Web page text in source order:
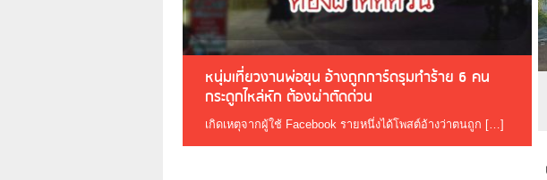
หนุ่มเที่ยวงานพ่อขุน อ้างถูกการ์ดรุมทำร้าย 6 คน
กระดูกไหล่หัก ต้องผ่าตัดด่วน
เกิดเหตุจากผู้ใช้ Facebook รายหนึ่งได้โพสต์อ้างว่าตนถูก […]